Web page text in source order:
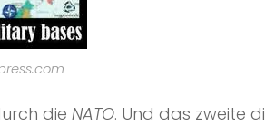
die NATO. Und das zweite